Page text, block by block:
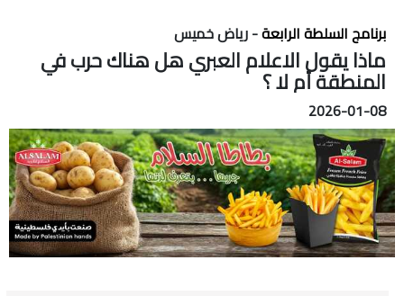
برنامج السلطة الرابعة- رياض خميس
ماذا يقول الاعلام العبري هل هناك حرب في
المنطقة أم لا ؟
2026-01-08